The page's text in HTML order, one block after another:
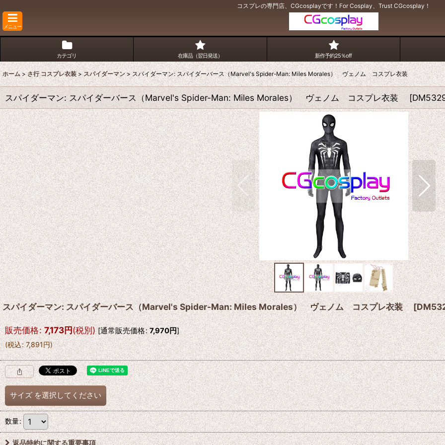
コスプレの専門店、CGcosplayです！For Cosplay、Trust CGcosplay！
メニュー
カテゴリ 在庫品（翌日発送） 新作予約25％off
ホーム > さ行 コスプレ衣装 > スパイダーマン > スパイダーマン: スパイダーバース（Marvel's Spider-Man: Miles Morales） ヴェノム コスプレ衣装
スパイダーマン: スパイダーバース（Marvel's Spider-Man: Miles Morales） ヴェノム コスプレ衣装 [
スパイダーマン: スパイダーバース（Marvel's Spider-Man: Miles Morales） ヴェノム コスプレ衣装 [
販売価格: 7,173円(税別) [通常販売価格: 7,970円]
(税込: 7,891円)
サイズ を選択してください
数量:
返品特約に関する重要事項